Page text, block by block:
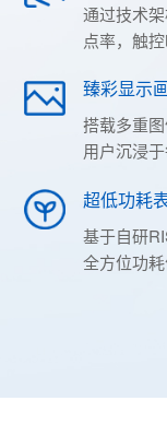
通过技术
点率，触
臻彩显示
搭载多重
用户沉浸于
超低功耗
基于自研
全方位功